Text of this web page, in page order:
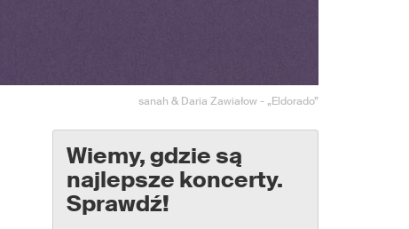
sanah & Daria Zawiałow - „Eldorado”
Wiemy, gdzie są
najlepsze koncerty.
Sprawdź!